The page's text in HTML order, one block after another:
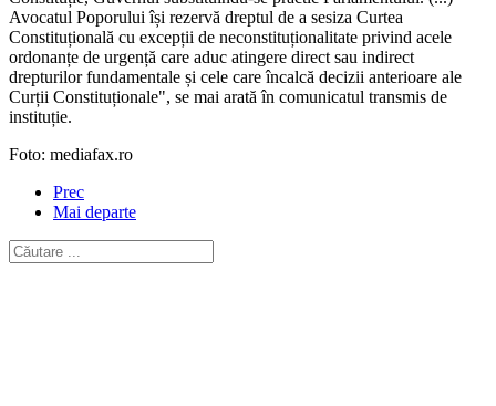
Avocatul Poporului își rezervă dreptul de a sesiza Curtea
Constituțională cu excepții de neconstituționalitate privind acele
ordonanțe de urgență care aduc atingere direct sau indirect
drepturilor fundamentale și cele care încalcă decizii anterioare ale
Curții Constituționale", se mai arată în comunicatul transmis de
instituție.
Foto: mediafax.ro
Prec
Mai departe